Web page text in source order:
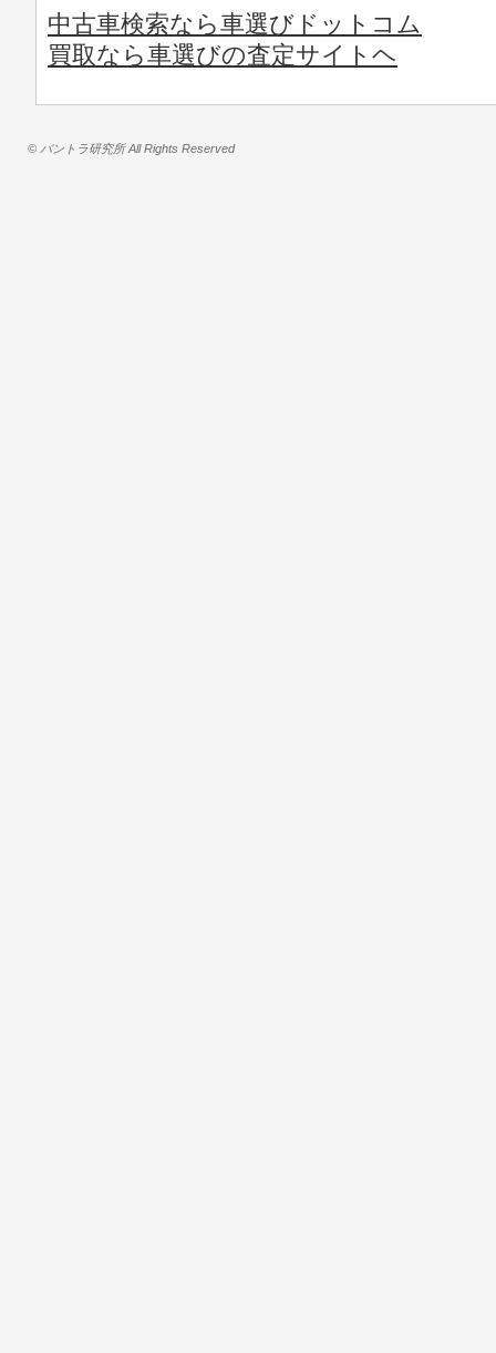
中古車検索なら車選びドットコム
買取なら車選びの査定サイトヘ
© バントラ研究所 All Rights Reserved